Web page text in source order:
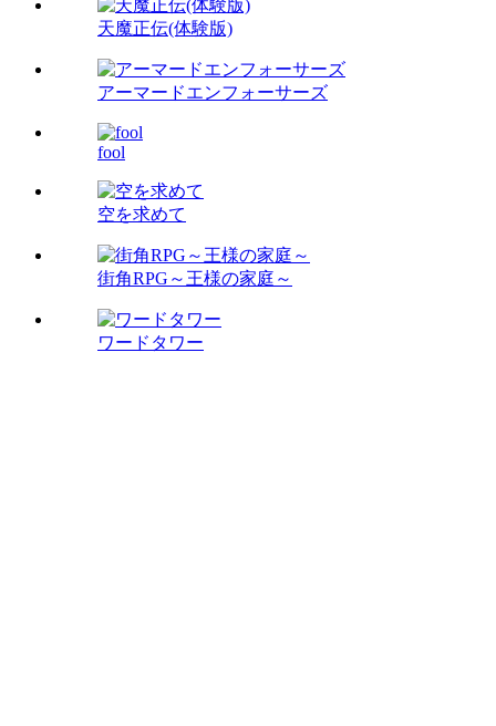
天魔正伝(体験版)
アーマードエンフォーサーズ
fool
空を求めて
街角RPG～王様の家庭～
ワードタワー